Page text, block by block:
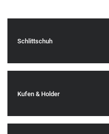
Schlittschuh
Kufen & Holder